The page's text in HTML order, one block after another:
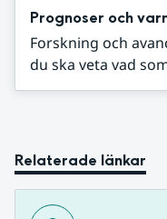
Prognoser och
Forskning och
du ska veta vad
Relaterade länkar